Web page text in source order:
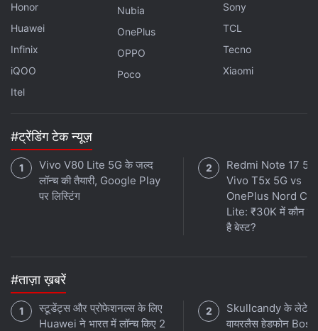
Flipkart Monumental Sale Smartphones Under 15k
POCO X6 Neo 5G
Realme 14x 5G CMF by Nothing Phone 1
Motorola G45 5G
Oppo K12x 5G
Honor
Huawei
Infinix
iQOO
Itel
Nubia
OnePlus
OPPO
Poco
Sony
TCL
Tecno
Xiaomi
#ट्रेंडिंग टेक न्यूज़
Vivo V80 Lite 5G के जल्द
लॉन्च की तैयारी, Google Play
पर लिस्टिंग
Redmi Note 17
Vivo T5x 5G vs
OnePlus Nord
Lite: ₹30K में कौन
है बेस्ट?
#ताज़ा ख़बरें
स्टूडेंट्स और प्रोफेशनल्स के लिए
Huawei ने भारत में लॉन्च किए 2
Skullcandy के
वायरलैस हेडफोन Bose